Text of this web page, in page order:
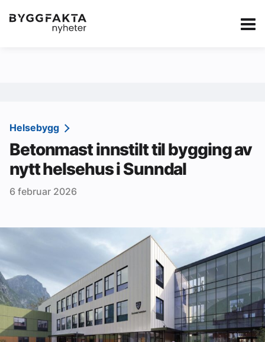
Kategorier Jobbmarkedet Annonsere i
Redaksjonen
Om Byggfakta
Annonsere
Ledige stillinger
eBlad
Helsebygg
Betonmast innstilt til bygging av
nytt helsehus i Sunndal
6 februar 2026